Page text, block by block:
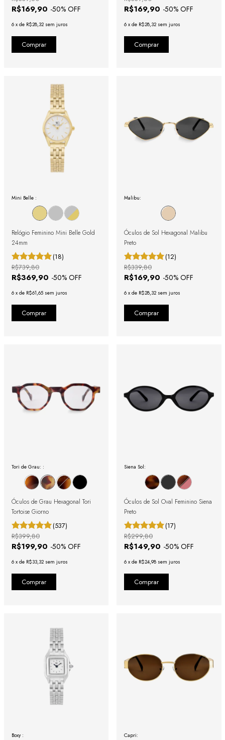
R$169,90 -50% OFF
6 x de R$28,32 sem juros
R$169,90 -50% OFF
6 x de R$28,32 sem juros
Mini Belle :
Relógio Feminino Mini Belle Gold
24mm
(18)
R$369,90 -50% OFF
R$739,80
6 x de R$61,65 sem juros
Malibu:
Óculos de Sol Hexagonal Malibu
Preto
(12)
R$169,90 -50% OFF
R$339,80
6 x de R$28,32 sem juros
Tori de Grau: :
Óculos de Grau Hexagonal Tori
Tortoise Giorno
(537)
R$199,90 -50% OFF
R$399,80
6 x de R$33,32 sem juros
Siena Sol:
Óculos de Sol Oval Feminino Siena
Preto
(17)
R$149,90 -50% OFF
R$299,80
6 x de R$24,98 sem juros
Boxy : Capri: